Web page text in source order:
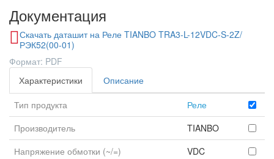
Документация
Скачать даташит на Реле TIANBO TRA3-L-12VDC-S-2Z/
РЭК52(00-01)
Формат: PDF
Характеристики
Описание
Тип продукта
Реле
Производитель
TIANBO
Напряжение обмотки (~/=)
VDC